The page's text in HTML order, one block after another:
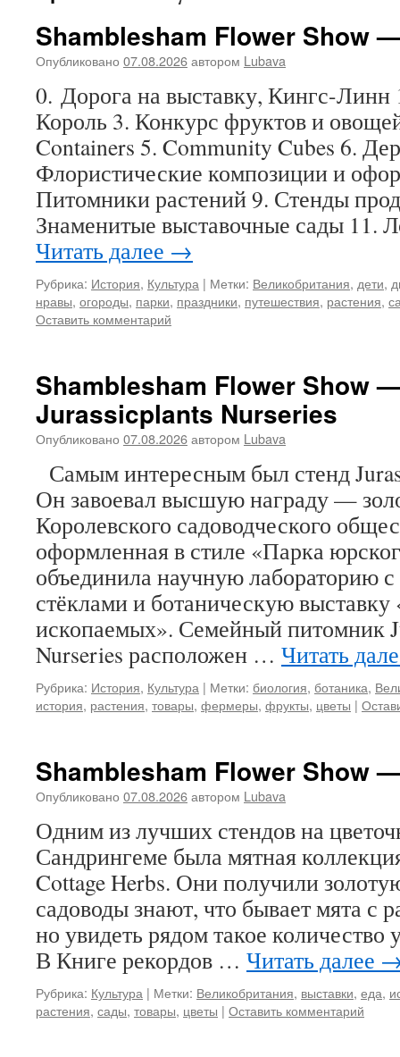
Shamblesham Flower Show
Опубликовано 07.08.2026автором Lubava
0. Дорога на выставку, Кингс-Линн
Король 3. Конкурс фруктов и
Containers 5. Community Cubes 6.
Флористические композиции и
Питомники растений 9. Стенды
Знаменитые выставочные сады 11.
Читать далее →
Рубрика: История, Культура | Метки: Великобритания, дети,
нравы, огороды, парки, праздники, путешествия, растения,
Оставить комментарий
Shamblesham Flower Show
Jurassicplants Nurseries
Опубликовано 07.08.2026автором Lubava
Самым интересным был стенд
Он завоевал высшую награду —
Королевского садоводческого
оформленная в стиле «Парка
объединила научную лабораторию
стёклами и ботаническую
ископаемых». Семейный питомник
Nurseries расположен … Читать
Рубрика: История, Культура | Метки: биология, ботаника,
история, растения, товары, фермеры, фрукты, цветы |
Shamblesham Flower Show
Опубликовано 07.08.2026автором Lubava
Одним из лучших стендов на
Сандрингеме была мятная
Cottage Herbs. Они получили
садоводы знают, что бывает мята с
но увидеть рядом такое
В Книге рекордов … Читать далее
Рубрика: Культура | Метки: Великобритания, выставки, еда,
растения, сады, товары, цветы | Оставить комментарий